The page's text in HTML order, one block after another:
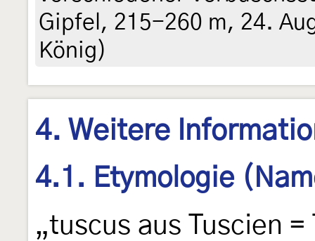
Gipfel, 215-260 m, 24.
König)
4. Weitere
4.1. Etymologie
„tuscus aus Tuscien =